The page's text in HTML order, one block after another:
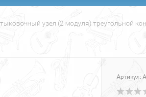
узел (2 модуля) треугольной
Артикул: